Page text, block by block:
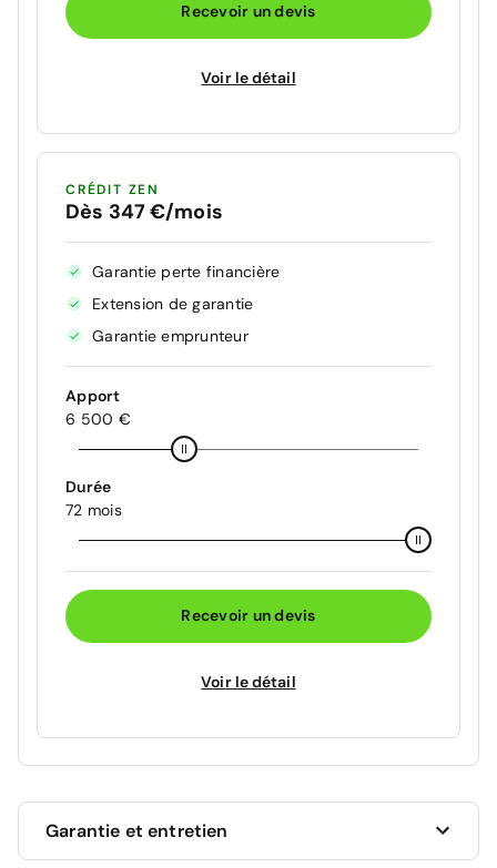
Recevoir un devis
Voir le détail
CRÉDIT ZEN
Dès 347 €/mois
Garantie perte financière
Extension de garantie
Garantie emprunteur
Apport
6 500 €
Durée
72 mois
Recevoir un devis
Voir le détail
Garantie et entretien